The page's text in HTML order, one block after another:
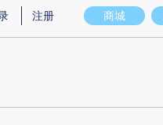
图存在偏差。不代表财新观点和
商城
注册